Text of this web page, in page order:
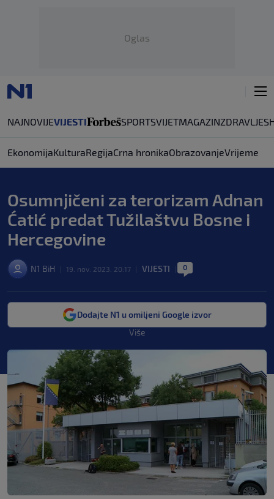
Oglas
NAJNOVIJEVIJESTI SPORTSVIJETMAGAZINZDRAVLJE
EkonomijaKulturaRegijaCrna hronikaObrazovanjeVrijeme
Osumnjičeni za terorizam Adnan
Ćatić predat Tužilaštvu Bosne i
Hercegovine
N1 BiH 19. nov. 2023. 20:17 VIJESTI 0
Dodajte N1 u omiljeni Google izvor
Više